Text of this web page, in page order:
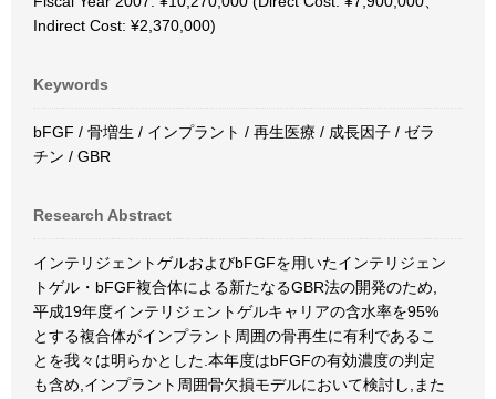
Indirect Cost: ¥2,370,000)
Keywords
bFGF / 骨増生 / インプラント / 再生医療 / 成長因子 / ゼラ
チン / GBR
Research Abstract
インテリジェントゲルおよびbFGFを用いたインテリジェン
トゲル・bFGF複合体による新たなるGBR法の開発のため,
平成19年度インテリジェントゲルキャリアの含水率を95%
とする複合体がインプラント周囲の骨再生に有利であるこ
とを我々は明らかとした.本年度はbFGFの有効濃度の判定
も含め,インプラント周囲骨欠損モデルにおいて検討し,また